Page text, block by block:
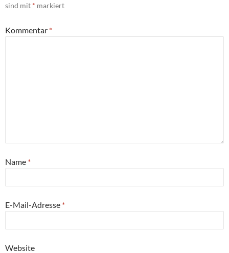
sind mit * markiert
Kommentar *
Name *
E-Mail-Adresse *
Website